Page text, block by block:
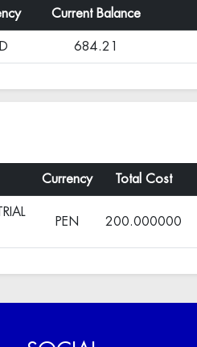
Current Balance
684.21
Currency Total Cost
PEN 200.000000